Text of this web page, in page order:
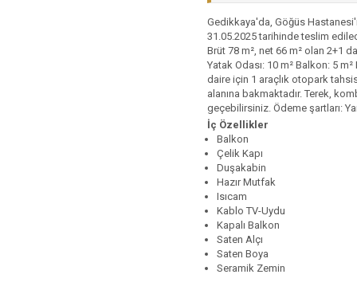
Gedikkaya'da, Göğüs
31.05.2025 tarihinde teslim
Brüt 78 m², net 66 m² olan 2+1
Yatak Odası: 10 m² Balkon: 5
daire için 1 araçlık otopark
alanına bakmaktadır. Terek,
geçebilirsiniz. Ödeme şartları:
İç Özellikler
Balkon
Çelik Kapı
Duşakabin
Hazır Mutfak
Isıcam
Kablo TV-Uydu
Kapalı Balkon
Saten Alçı
Saten Boya
Seramik Zemin